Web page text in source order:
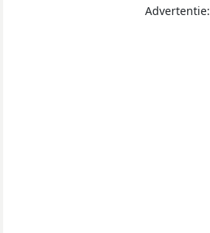
Advertentie: